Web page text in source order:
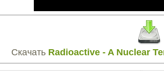
Скачать Radioactive - A Nuclear